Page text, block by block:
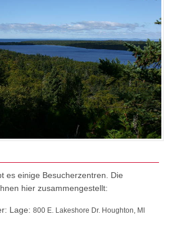
es einige Besucherzentren. Die
hier zusammengestellt:
Lage: 800 E. Lakeshore Dr. Houghton, MI